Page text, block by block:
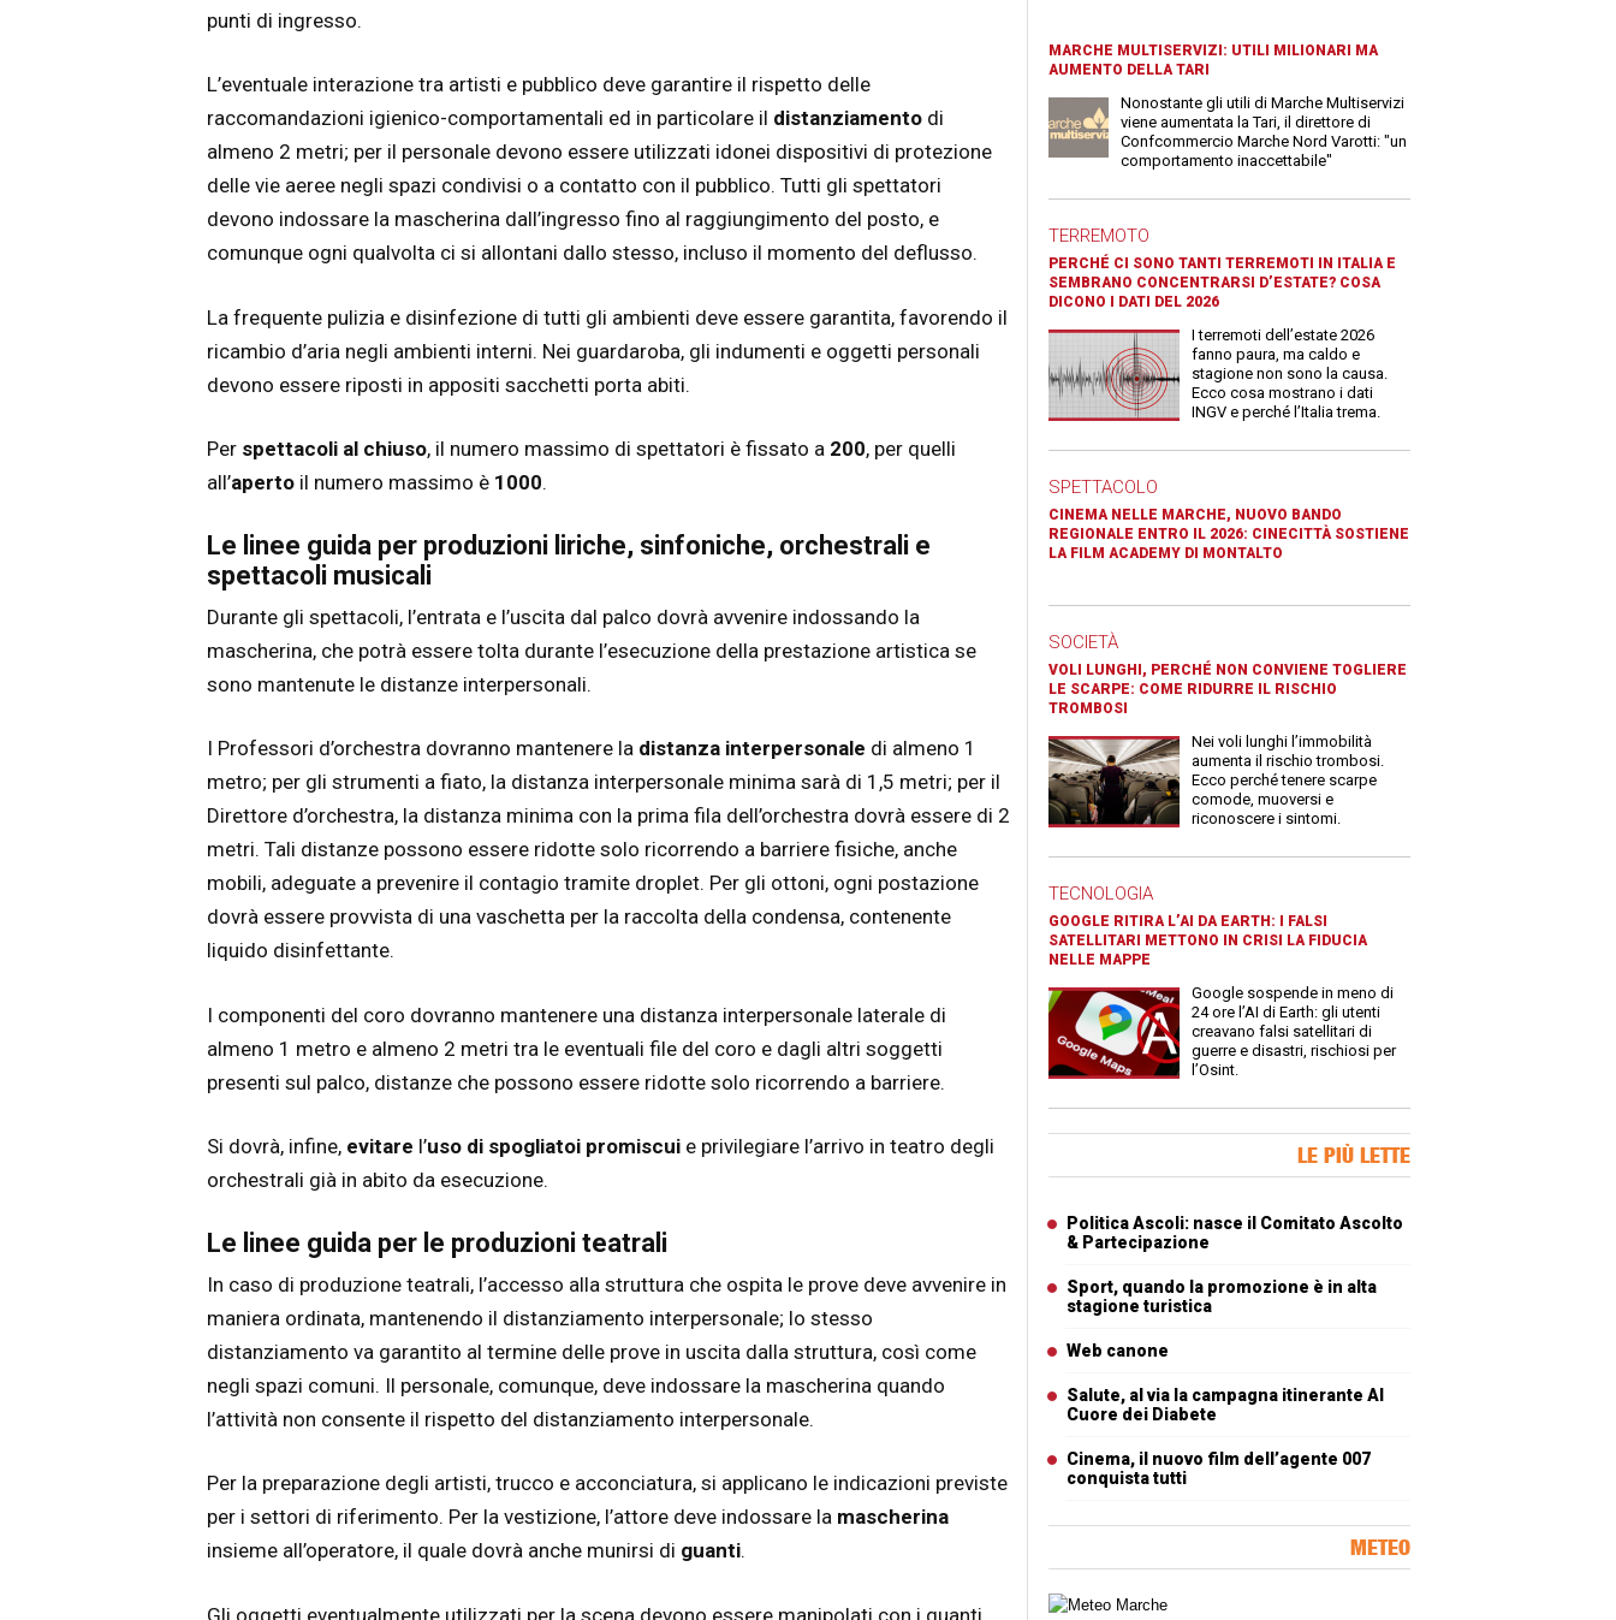
punti di ingresso.
L’eventuale interazione tra artisti e pubblico deve garantire il rispetto delle
raccomandazioni igienico-comportamentali ed in particolare il distanziamentodi
almeno 2 metri; per il personale devono essere utilizzati idonei dispositivi di protezione
delle vie aeree negli spazi condivisi o a contatto con il pubblico. Tutti gli spettatori
devono indossare la mascherina dall’ingresso fino al raggiungimento del posto, e
comunque ogni qualvolta ci si allontani dallo stesso, incluso il momento del deflusso.
La frequente pulizia e disinfezione di tutti gli ambienti deve essere garantita, favorendo il
ricambio d’aria negli ambienti interni. Nei guardaroba, gli indumenti e oggetti personali
devono essere riposti in appositi sacchetti porta abiti.
Per spettacoli al chiuso, il numero massimo di spettatori è fissato a 200, per quelli
all’apertoil numero massimo è 1000.
Le linee guida per produzioni liriche, sinfoniche, orchestrali e
spettacoli musicali
Durante gli spettacoli, l’entrata e l’uscita dal palco dovrà avvenire indossando la
mascherina, che potrà essere tolta durante l’esecuzione della prestazione artistica se
sono mantenute le distanze interpersonali.
I Professori d’orchestra dovranno mantenere ladistanza interpersonale di almeno 1
metro; per gli strumenti a fiato, la distanza interpersonale minima sarà di 1,5 metri; per il
Direttore d’orchestra, la distanza minima con la prima fila dell’orchestra dovrà essere di 2
metri. Tali distanze possono essere ridotte solo ricorrendo a barriere fisiche, anche
mobili, adeguate a prevenire il contagio tramite droplet. Per gli ottoni, ogni postazione
dovrà essere provvista di una vaschetta per la raccolta della condensa, contenente
liquido disinfettante.
I componenti del coro dovranno mantenere una distanza interpersonale laterale di
almeno 1 metro e almeno 2 metri tra le eventuali file del coro e dagli altri soggetti
presenti sul palco, distanze che possono essere ridotte solo ricorrendo a barriere.
Si dovrà, infine,evitare l’uso di spogliatoi promiscuie privilegiare l’arrivo in teatro degli
orchestrali già in abito da esecuzione.
Le linee guida per le produzioni teatrali
In caso di produzione teatrali, l’accesso alla struttura che ospita le prove deve avvenire in
maniera ordinata, mantenendo il distanziamento interpersonale; lo stesso
distanziamento va garantito al termine delle prove in uscita dalla struttura, così come
negli spazi comuni. Il personale, comunque, deve indossare la mascherina quando
l’attività non consente il rispetto del distanziamento interpersonale.
Per la preparazione degli artisti, trucco e acconciatura, si applicano le indicazioni previste
per i settori di riferimento. Per la vestizione, l’attore deve indossare la mascherina
insieme all’operatore, il quale dovrà anche munirsi di guanti.
Gli oggetti eventualmente utilizzati per la scena devono essere manipolati con i guanti
MARCHE MULTISERVIZI: UTILI MILIONARI MA
AUMENTO DELLA TARI
Nonostante gli utili di Marche Multiservizi
viene aumentata la Tari, il direttore di
Confcommercio Marche Nord Varotti: "un
comportamento inaccettabile"
TERREMOTO
PERCHÉ CI SONO TANTI TERREMOTI IN ITALIA E
SEMBRANO CONCENTRARSI D’ESTATE? COSA
DICONO I DATI DEL 2026
I terremoti dell’estate 2026
fanno paura, ma caldo e
stagione non sono la causa.
Ecco cosa mostrano i dati
INGV e perché l’Italia trema.
SPETTACOLO
CINEMA NELLE MARCHE, NUOVO BANDO
REGIONALE ENTRO IL 2026: CINECITTÀ SOSTIENE
LA FILM ACADEMY DI MONTALTO
SOCIETÀ
VOLI LUNGHI, PERCHÉ NON CONVIENE TOGLIERE
LE SCARPE: COME RIDURRE IL RISCHIO
TROMBOSI
Nei voli lunghi l’immobilità
aumenta il rischio trombosi.
Ecco perché tenere scarpe
comode, muoversi e
riconoscere i sintomi.
TECNOLOGIA
GOOGLE RITIRA L’AI DA EARTH: I FALSI
SATELLITARI METTONO IN CRISI LA FIDUCIA
NELLE MAPPE
Google sospende in meno di
24 ore l’AI di Earth: gli utenti
creavano falsi satellitari di
guerre e disastri, rischiosi per
l’Osint.
LE PIÙ LETTE
Politica Ascoli: nasce il Comitato Ascolto
& Partecipazione
Sport, quando la promozione è in alta
stagione turistica
Web canone
Salute, al via la campagna itinerante Al
Cuore dei Diabete
Cinema, il nuovo film dell’agente 007
conquista tutti
METEO
Carta meteorologica delle Marche